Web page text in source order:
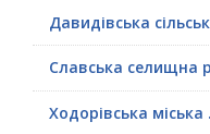
Давидівська
Славська селищна
Ходорівська міська